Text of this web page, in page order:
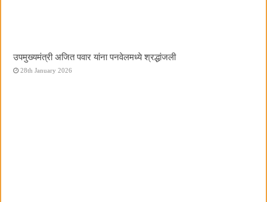
उपमुख्यमंत्री अजित पवार यांना पनवेलमध्ये श्रद्धांजली
28th January 2026